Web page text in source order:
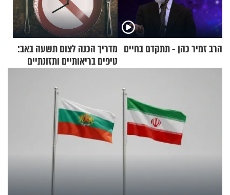
הרב זמיר כהן - תתקדם בחיים מדריך הכנה לצום תשעה באב:
טיפים בריאותיים ותזונתיים